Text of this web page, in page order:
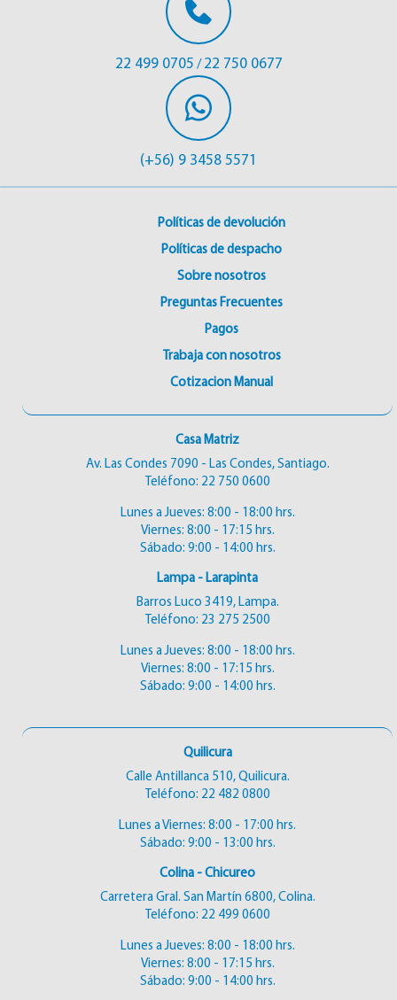
22 499 0705 / 22 750 0677
(+56) 9 3458 5571
Políticas de devolución
Políticas de despacho
Sobre nosotros
Preguntas Frecuentes
Pagos
Trabaja con nosotros
Cotizacion Manual
Casa Matriz
Av. Las Condes 7090 - Las Condes, Santiago.
Teléfono: 22 750 0600
Lunes a Jueves: 8:00 - 18:00 hrs.
Viernes: 8:00 - 17:15 hrs.
Sábado: 9:00 - 14:00 hrs.
Lampa - Larapinta
Barros Luco 3419, Lampa.
Teléfono: 23 275 2500
Lunes a Jueves: 8:00 - 18:00 hrs.
Viernes: 8:00 - 17:15 hrs.
Sábado: 9:00 - 14:00 hrs.
Quilicura
Calle Antillanca 510, Quilicura.
Teléfono: 22 482 0800
Lunes a Viernes: 8:00 - 17:00 hrs.
Sábado: 9:00 - 13:00 hrs.
Colina - Chicureo
Carretera Gral. San Martín 6800, Colina.
Teléfono: 22 499 0600
Lunes a Jueves: 8:00 - 18:00 hrs.
Viernes: 8:00 - 17:15 hrs.
Sábado: 9:00 - 14:00 hrs.